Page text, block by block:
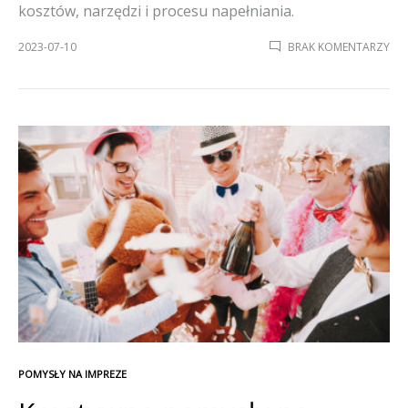
kosztów, narzędzi i procesu napełniania.
2023-07-10 BRAK KOMENTARZYDO
JAK
POMYSŁY NA IMPREZE